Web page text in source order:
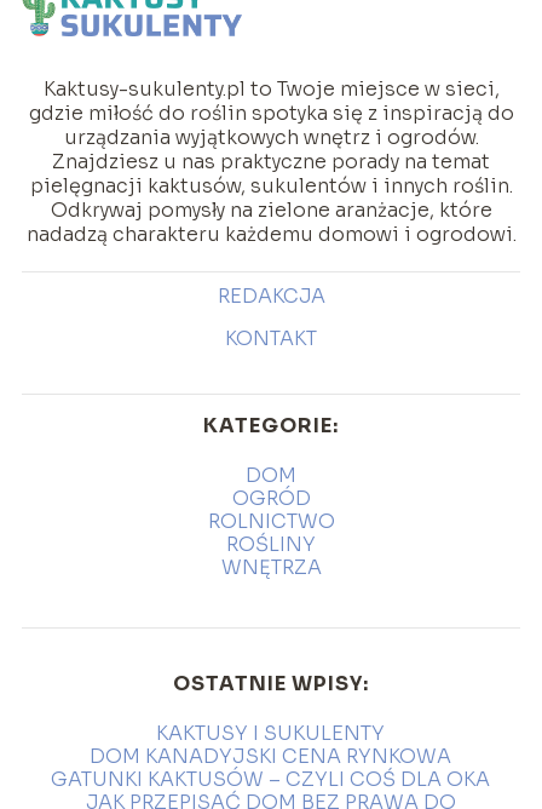
Kaktusy-sukulenty.pl to Twoje miejsce w sieci,
gdzie miłość do roślin spotyka się z inspiracją do
urządzania wyjątkowych wnętrz i ogrodów.
Znajdziesz u nas praktyczne porady na temat
pielęgnacji kaktusów, sukulentów i innych roślin.
Odkrywaj pomysły na zielone aranżacje, które
nadadzą charakteru każdemu domowi i ogrodowi.
REDAKCJA
KONTAKT
KATEGORIE:
DOM
OGRÓD
ROLNICTWO
ROŚLINY
WNĘTRZA
OSTATNIE WPISY:
KAKTUSY I SUKULENTY
DOM KANADYJSKI CENA RYNKOWA
GATUNKI KAKTUSÓW – CZYLI COŚ DLA OKA
JAK PRZEPISAĆ DOM BEZ PRAWA DO